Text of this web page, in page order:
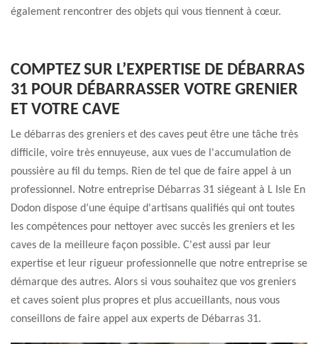
également rencontrer des objets qui vous tiennent à cœur.
COMPTEZ SUR L’EXPERTISE DE DÉBARRAS
31 POUR DÉBARRASSER VOTRE GRENIER
ET VOTRE CAVE
Le débarras des greniers et des caves peut être une tâche très
difficile, voire très ennuyeuse, aux vues de l'accumulation de
poussière au fil du temps. Rien de tel que de faire appel à un
professionnel. Notre entreprise Débarras 31 siégeant à L Isle En
Dodon dispose d’une équipe d'artisans qualifiés qui ont toutes
les compétences pour nettoyer avec succès les greniers et les
caves de la meilleure façon possible. C'est aussi par leur
expertise et leur rigueur professionnelle que notre entreprise se
démarque des autres. Alors si vous souhaitez que vos greniers
et caves soient plus propres et plus accueillants, nous vous
conseillons de faire appel aux experts de Débarras 31.